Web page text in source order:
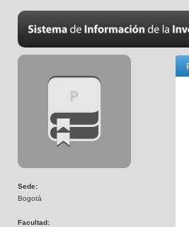
Sede:
Bogotá
Facultad: